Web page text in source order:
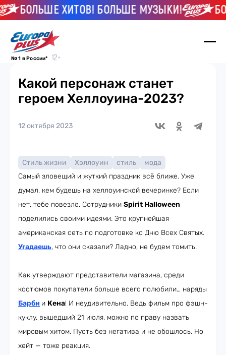
БОЛЬШЕ ХИТОВ! БОЛЬШЕ МУЗЫКИ!
№ 1 в России*
Какой персонаж станет
героем Хеллоуина-2023?
12 октября 2023
Стиль жизни Хэллоуин стиль
мода
Самый зловещий и жуткий праздник всё ближе. Уже
думал, кем будешь на хеллоуинской вечеринке? Если
нет, тебе повезло. Сотрудники Spirit Halloween
поделились своими идеями. Это крупнейшая
американская сеть по подготовке ко Дню Всех Святых.
Угадаешь, что они сказали? Ладно, не будем томить.
Как утверждают представители магазина, среди
костюмов покупатели больше всего полюбили… наряды
Барби и Кена! И неудивительно. Ведь фильм про фэшн-
куклу, вышедший 21 июля, можно по праву назвать
мировым хитом. Пусть без негатива и не обошлось. Но
хейт — тоже реакция.